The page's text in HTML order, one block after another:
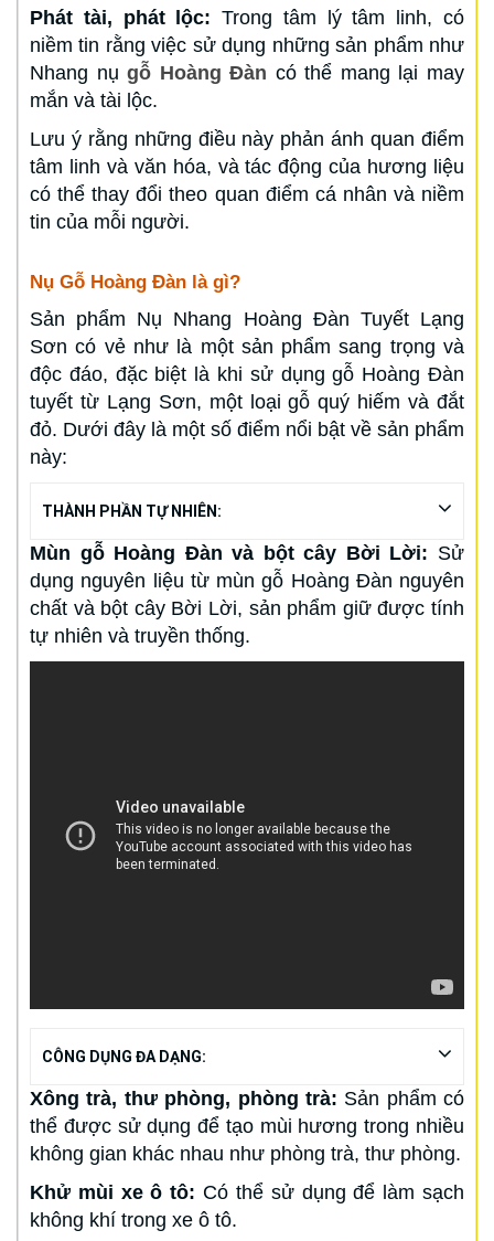
Phát tài, phát lộc: Trong tâm lý tâm linh, có
niềm tin rằng việc sử dụng những sản phẩm như
Nhang nụgỗ Hoàng Đàn có thể mang lại may
mắn và tài lộc.
Lưu ý rằng những điều này phản ánh quan điểm
tâm linh và văn hóa, và tác động của hương liệu
có thể thay đổi theo quan điểm cá nhân và niềm
tin của mỗi người.
Nụ Gỗ Hoàng Đàn là gì?
Sản phẩm Nụ Nhang Hoàng Đàn Tuyết Lạng
Sơn có vẻ như là một sản phẩm sang trọng và
độc đáo, đặc biệt là khi sử dụng gỗ Hoàng Đàn
tuyết từ Lạng Sơn, một loại gỗ quý hiếm và đắt
đỏ. Dưới đây là một số điểm nổi bật về sản phẩm
này:
THÀNH PHẦN TỰ NHIÊN:
Mùn gỗ Hoàng Đàn và bột cây Bời Lời: Sử
dụng nguyên liệu từ mùn gỗ Hoàng Đàn nguyên
chất và bột cây Bời Lời, sản phẩm giữ được tính
tự nhiên và truyền thống.
CÔNG DỤNG ĐA DẠNG:
Xông trà, thư phòng, phòng trà: Sản phẩm có
thể được sử dụng để tạo mùi hương trong nhiều
không gian khác nhau như phòng trà, thư phòng.
Khử mùi xe ô tô: Có thể sử dụng để làm sạch
không khí trong xe ô tô.